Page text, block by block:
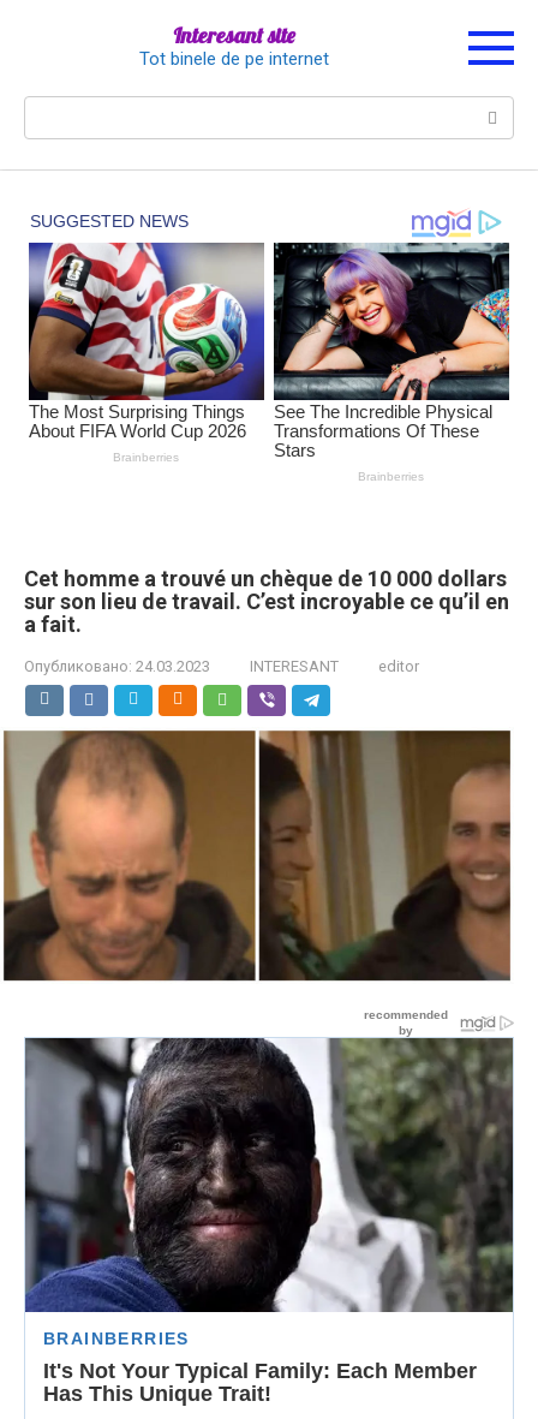
Interesant site
Tot binele de pe internet
Cet homme a trouvé un chèque de 10 000 dollars
sur son lieu de travail. C’est incroyable ce qu’il en
a fait.
Опубликовано: 24.03.2023 INTERESANT editor